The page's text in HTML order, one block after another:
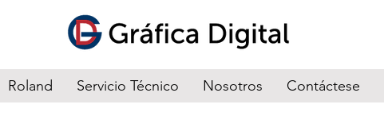
Roland Servicio Técnico Nosotros Contáctese